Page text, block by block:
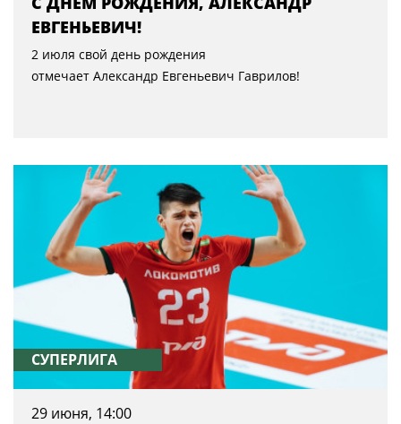
ЕВГЕНЬЕВИЧ!
2 июля свой день рождения
отмечает Александр Евгеньевич Гаврилов!
СУПЕРЛИГА
29 июня, 14:00